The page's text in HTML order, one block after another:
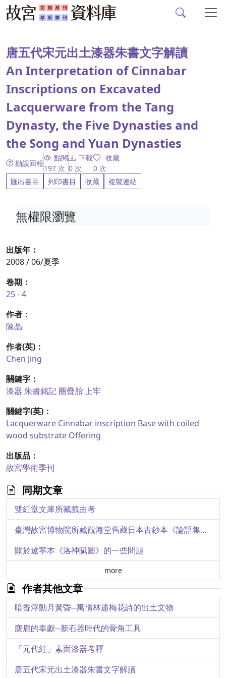
唐五代宋元出土漆器朱書文字解讀
An Interpretation of Cinnabar
Inscriptions on Excavated
Lacquerware from the Tang
Dynasty, the Five Dynasties and
the Song and Yuan Dynasties
勘誤回報
點閱
197 次
下載
0 次
收藏
0 次
匯出書目
列印書目 收藏 複製連結
出版年：
2008 / 06/夏季
卷期：
25 - 4
作者：
陳晶
作者(英)：
Chen Jing
關鍵字：
漆器 朱書銘記 圈疊胎上牢
關鍵字(英)：
Lacquerware Cinnabar inscription Base with coiled
wood substrate Offering
出版品：
故宮學術季刊
同期文章
雙紅堂文庫所藏戲曲考
臺灣故宮博物院所藏觀海堂舊藏日本古鈔本《論語集解》之價值
關於遼寧本《洛神賦圖》的一些問題
more
作者其他文章
暗香浮動月黃昏─寓情林逋梅花詩的出土文物
麋鹿的奉獻─新石器時代的骨角工具
「元代紅」素面漆器考釋
唐五代宋元出土漆器朱書文字解讀
無權限瀏覽